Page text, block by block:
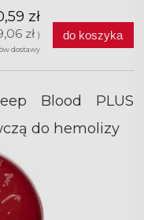
zł
zł)
dostawy
do koszyka
Blood PLUS
do hemolizy